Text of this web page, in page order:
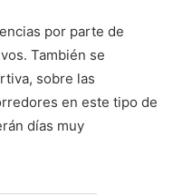
por parte de
También se
sobre las
en este tipo de
días muy